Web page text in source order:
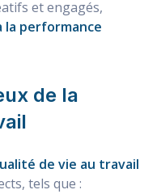
et engagés,
la performance
de la
de vie au travail
tels que :